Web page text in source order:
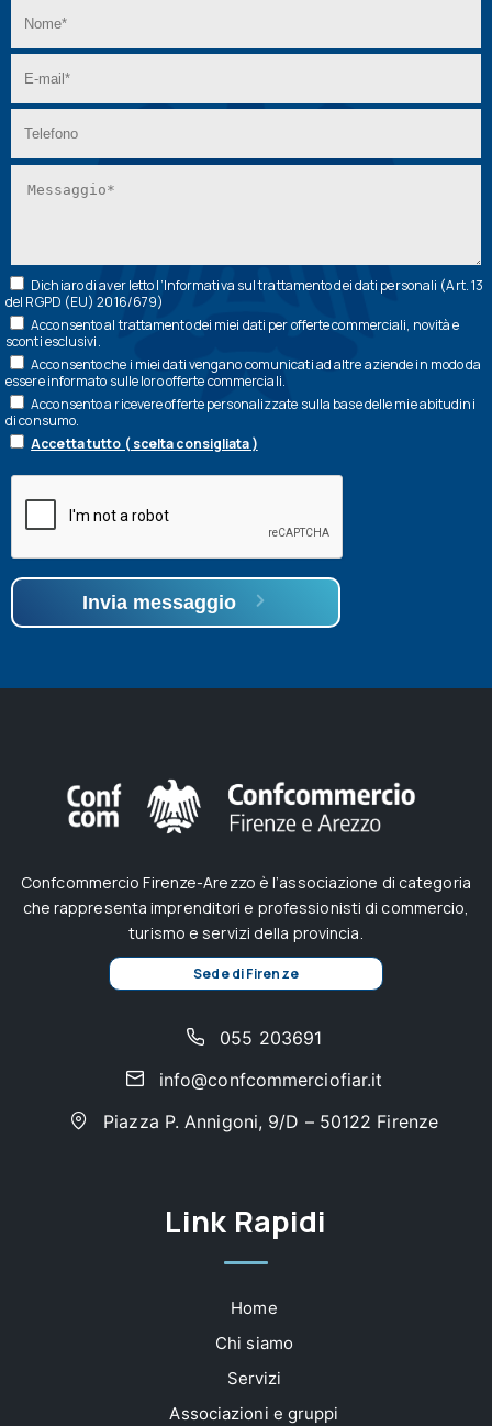
Dichiaro di aver letto l’Informativa sul trattamento dei dati personali (Art. 13
del RGPD (EU) 2016/679)
Acconsento al trattamento dei miei dati per offerte commerciali, novità e
sconti esclusivi.
Acconsento che i miei dati vengano comunicati ad altre aziende in modo da
essere informato sulle loro offerte commerciali.
Acconsento a ricevere offerte personalizzate sulla base delle mie abitudini
di consumo.
Accetta tutto ( scelta consigliata )
Invia messaggio
Confcommercio Firenze-Arezzo è l’associazione di categoria
che rappresenta imprenditori e professionisti di commercio,
turismo e servizi della provincia.
Sede di Firenze
055 203691
info@confcommerciofiar.it
Piazza P. Annigoni, 9/D – 50122 Firenze
Link Rapidi
Home
Chi siamo
Servizi
Associazioni e gruppi